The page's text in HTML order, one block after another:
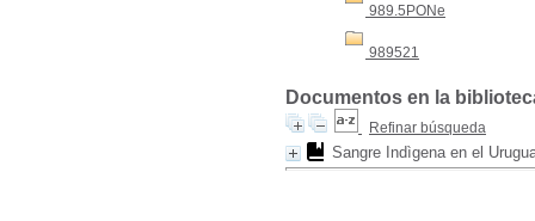
989.5PONe
989521
Documentos en la
Refinar búsqueda
Sangre Indìgena en el